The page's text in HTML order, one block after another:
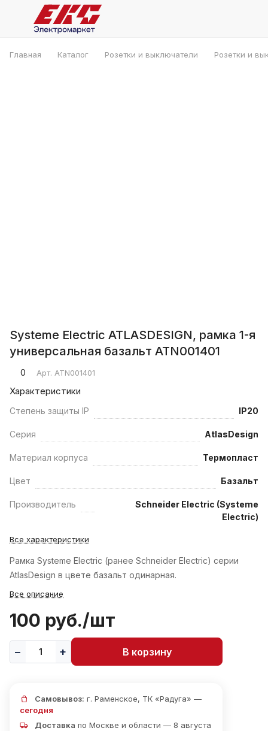
Главная Каталог Розетки и выключатели Розетки и
Systeme Electric ATLASDESIGN, рамка 1-я
универсальная базальт ATN001401
0 Арт. ATN001401
Характеристики
Степень защиты IP IP20
Серия AtlasDesign
Материал корпуса Термопласт
Цвет Базальт
Производитель
Schneider Electric (Systeme
Electric)
Все характеристики
Рамка Systeme Electric (ранее Schneider Electric) серии
AtlasDesign в цвете базальт одинарная.
Все описание
100 руб./шт
В корзину
Самовывоз: г. Раменское, ТК «Радуга» —
сегодня
Доставка по Москве и области — 8 августа